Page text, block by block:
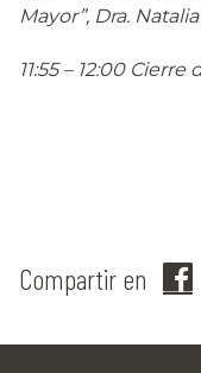
Mayor”, Dra.
11:55 – 12:00
Compartir en